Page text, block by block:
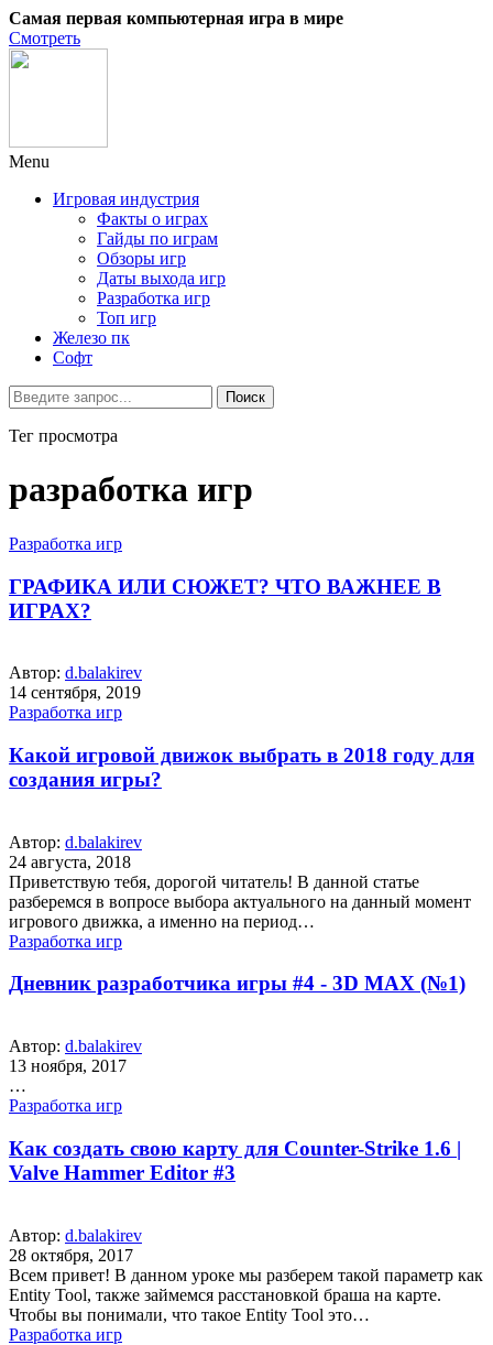
Самая первая компьютерная игра в мире
Смотреть
Menu
Игровая индустрия
Факты о играх
Гайды по играм
Обзоры игр
Даты выхода игр
Разработка игр
Топ игр
Железо пк
Софт
Тег просмотра
разработка игр
Разработка игр
ГРАФИКА ИЛИ СЮЖЕТ? ЧТО ВАЖНЕЕ В
ИГРАХ?
Автор: d.balakirev
14 сентября, 2019
Разработка игр
Какой игровой движок выбрать в 2018 году для
создания игры?
Автор: d.balakirev
24 августа, 2018
Приветствую тебя, дорогой читатель! В данной статье
разберемся в вопросе выбора актуального на данный момент
игрового движка, а именно на период…
Разработка игр
Дневник разработчика игры #4 - 3D MAX (№1)
Автор: d.balakirev
13 ноября, 2017
…
Разработка игр
Как создать свою карту для Counter-Strike 1.6 |
Valve Hammer Editor #3
Автор: d.balakirev
28 октября, 2017
Всем привет! В данном уроке мы разберем такой параметр как
Entity Tool, также займемся расстановкой браша на карте.
Чтобы вы понимали, что такое Entity Tool это…
Разработка игр